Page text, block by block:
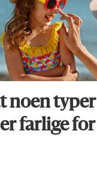
noen typer
farlige for